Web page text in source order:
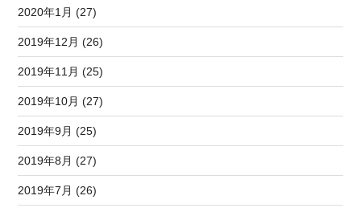
2020年1月 (27)
2019年12月 (26)
2019年11月 (25)
2019年10月 (27)
2019年9月 (25)
2019年8月 (27)
2019年7月 (26)